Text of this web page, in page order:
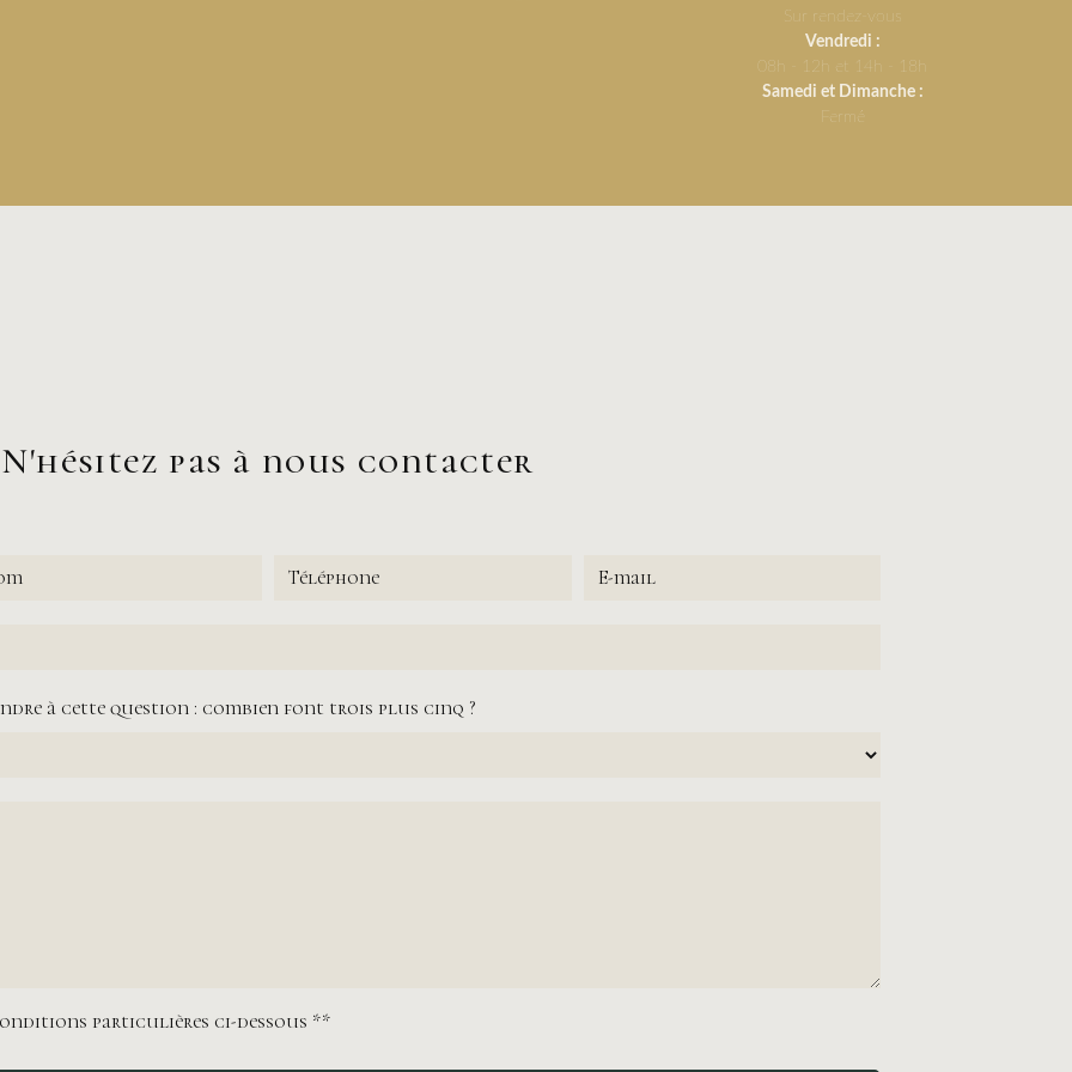
Sur rendez-vous
Vendredi :
08h - 12h et 14h - 18h
Samedi et Dimanche :
Fermé
N'hésitez pas à nous contacter
à cette question : combien font trois plus cinq ?
particulières ci-dessous **